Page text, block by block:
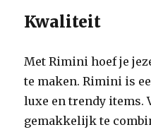
Kwaliteit
Met Rimini hoef je
te maken. Rimini is
luxe en trendy items.
gemakkelijk te